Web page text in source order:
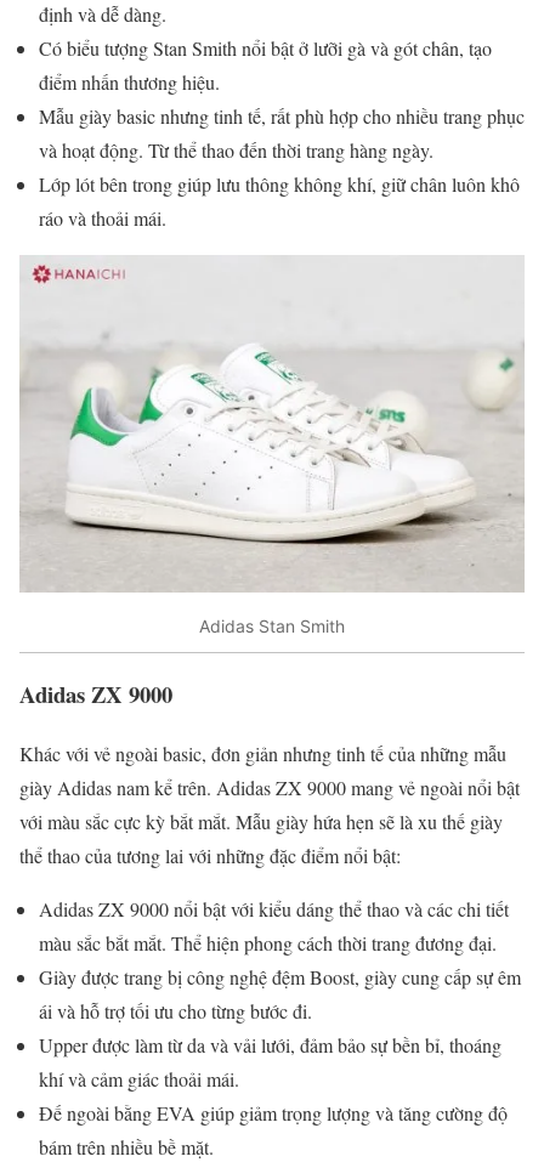
định và dễ dàng.
Có biểu tượng Stan Smith nổi bật ở lưỡi gà và gót chân, tạo
điểm nhấn thương hiệu.
Mẫu giày basic nhưng tinh tế, rất phù hợp cho nhiều trang phục
và hoạt động. Từ thể thao đến thời trang hàng ngày.
Lớp lót bên trong giúp lưu thông không khí, giữ chân luôn khô
ráo và thoải mái.
Adidas Stan Smith
Adidas ZX 9000
Khác với vẻ ngoài basic, đơn giản nhưng tinh tế của những mẫu
giày Adidas nam kể trên. Adidas ZX 9000 mang vẻ ngoài nổi bật
với màu sắc cực kỳ bắt mắt. Mẫu giày hứa hẹn sẽ là xu thế giày
thể thao của tương lai với những đặc điểm nổi bật:
Adidas ZX 9000 nổi bật với kiểu dáng thể thao và các chi tiết
màu sắc bắt mắt. Thể hiện phong cách thời trang đương đại.
Giày được trang bị công nghệ đệm Boost, giày cung cấp sự êm
ái và hỗ trợ tối ưu cho từng bước đi.
Upper được làm từ da và vải lưới, đảm bảo sự bền bỉ, thoáng
khí và cảm giác thoải mái.
Đế ngoài bằng EVA giúp giảm trọng lượng và tăng cường độ
bám trên nhiều bề mặt.